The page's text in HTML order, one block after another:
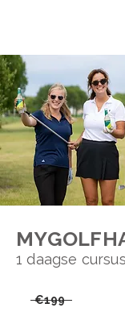
1 daagse cursus
€199